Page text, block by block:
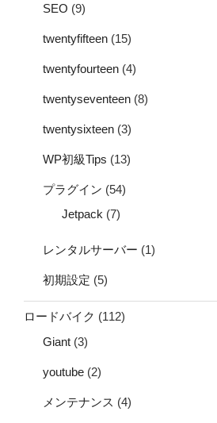
SEO (9)
twentyfifteen (15)
twentyfourteen (4)
twentyseventeen (8)
twentysixteen (3)
WP初級Tips (13)
プラグイン (54)
Jetpack (7)
レンタルサーバー (1)
初期設定 (5)
ロードバイク (112)
Giant (3)
youtube (2)
メンテナンス (4)